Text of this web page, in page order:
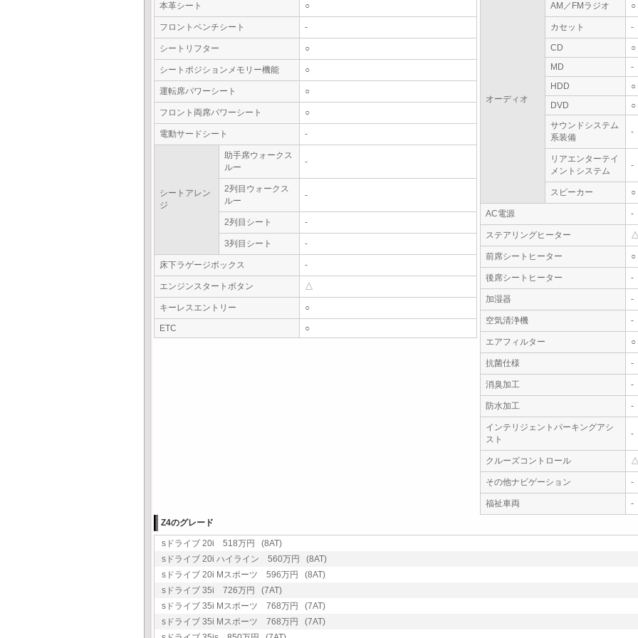
本革シート ○
フロントベンチシート -
シートリフター ○
シートポジションメモリー機能 ○
運転席パワーシート ○
フロント両席パワーシート ○
電動サードシート -
シートアレン
ジ
助手席ウォークス
ルー
-
2列目ウォークス
ルー
-
2列目シート -
3列目シート -
床下ラゲージボックス -
エンジンスタートボタン △
キーレスエントリー ○
ETC ○
オーディオ
AM／FMラジオ ○
カセット -
CD
○
MD
-
HDD
○
DVD
○
サウンドシステム
系装備
-
リアエンターテイ
メントシステム
-
スピーカー ○
AC電源 -
ステアリングヒーター
前席シートヒーター ○
後席シートヒーター -
加湿器 -
空気清浄機 -
エアフィルター ○
抗菌仕様 -
消臭加工 -
防水加工 -
インテリジェントパーキングアシ
スト
-
クルーズコントロール
その他ナビゲーション -
福祉車両
-
Z4のグレード
sドライブ 20i 518万円 (8AT)
sドライブ 20i ハイライン 560万円 (8AT)
sドライブ 20i Mスポーツ 596万円 (8AT)
sドライブ 35i 726万円 (7AT)
sドライブ 35i Mスポーツ 768万円 (7AT)
sドライブ 35i Mスポーツ 768万円 (7AT)